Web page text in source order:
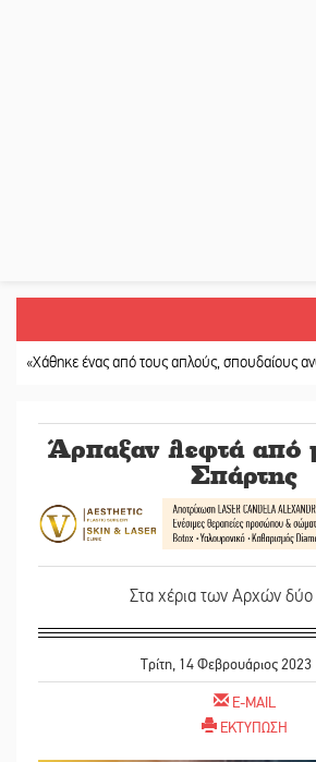
ένας από τους απλούς, σπουδαίους
Άρπαξαν λεφτά από
Σπάρτης
Στα χέρια των Αρχών δύο
Τρίτη, 14 Φεβρουάριος 2023
E-MAIL
ΕΚΤΥΠΩΣΗ